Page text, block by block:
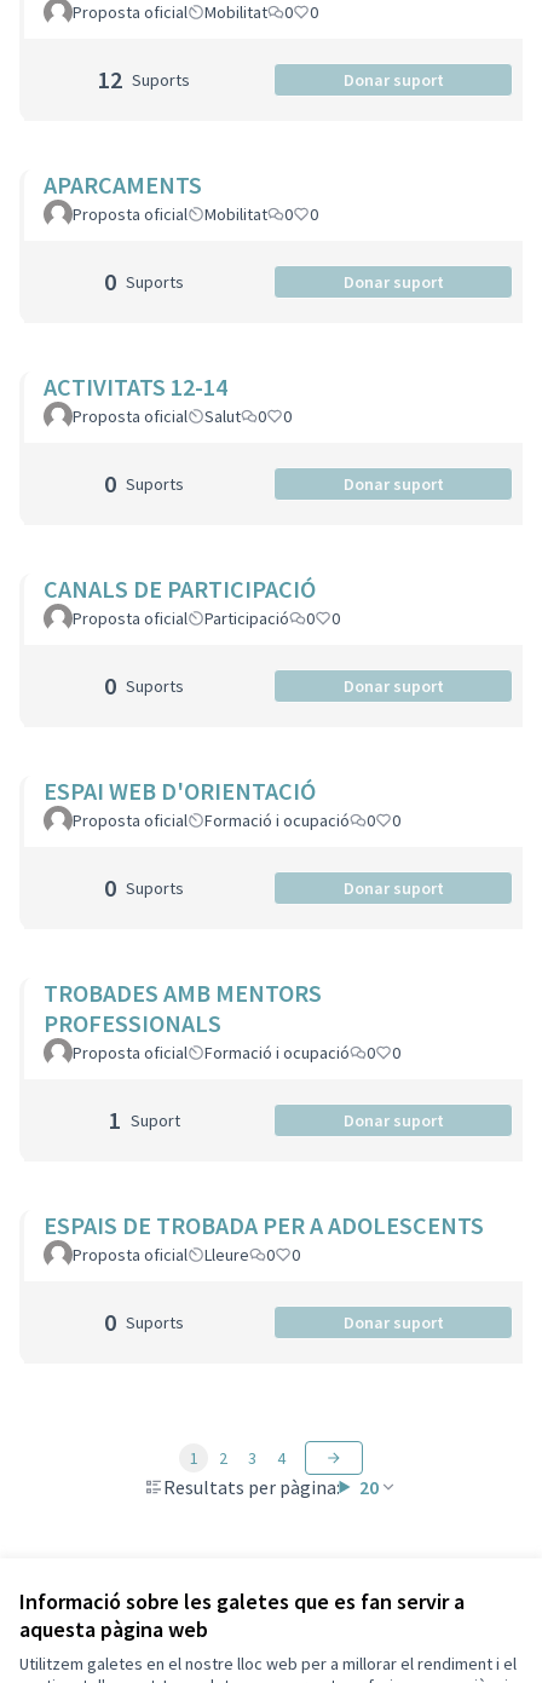
Informació sobre les galetes que es fan servir a
aquesta pàgina web
Utilitzem galetes en el nostre lloc web per a millorar el rendiment i el
Proposta oficial Mobilitat 0 0
12 Suports Donar suport
APARCAMENTS
Proposta oficial Mobilitat 0 0
0 Suports Donar suport
ACTIVITATS 12-14
Proposta oficial Salut 0 0
0 Suports Donar suport
CANALS DE PARTICIPACIÓ
Proposta oficial Participació 0 0
0 Suports Donar suport
ESPAI WEB D'ORIENTACIÓ
Proposta oficial Formació i ocupació 0 0
0 Suports Donar suport
TROBADES AMB MENTORS
PROFESSIONALS
Proposta oficial Formació i ocupació 0 0
1 Suport Donar suport
ESPAIS DE TROBADA PER A ADOLESCENTS
Proposta oficial Lleure 0 0
0 Suports Donar suport
Resultats per pàgina: 20
1 2 3 4
Veure totes les propostes retirades
Termes i condicions d'ús